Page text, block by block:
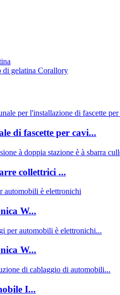
di gelatina Corallory
di fascette per cavi...
collettrici ...
W...
W...
I...